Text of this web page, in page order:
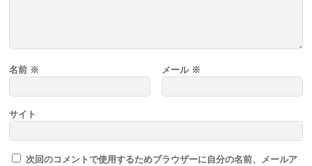
名前 ※ メール ※
サイト
次回のコメントで使用するためブラウザーに自分の名前、メールア